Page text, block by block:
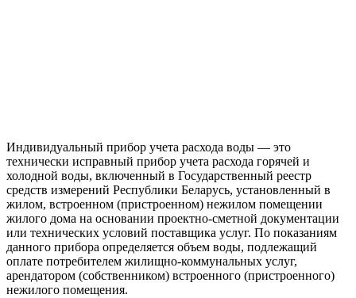
Индивидуальный прибор учета расхода воды — это
технически исправный прибор учета расхода горячей и
холодной воды, включенный в Государственный реестр
средств измерений Республики Беларусь, установленный в
жилом, встроенном (пристроенном) нежилом помещении
жилого дома на основании проектно-сметной документации
или технических условий поставщика услуг. По показаниям
данного прибора определяется объем воды, подлежащий
оплате потребителем жилищно-коммунальных услуг,
арендатором (собственником) встроенного (пристроенного)
нежилого помещения.